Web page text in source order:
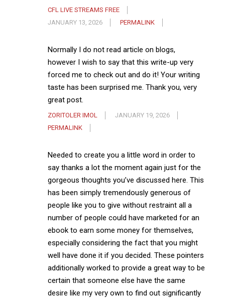
CFL LIVE STREAMS FREE
JANUARY 13, 2026
PERMALINK
Normally I do not read article on blogs,
however I wish to say that this write-up very
forced me to check out and do it! Your writing
taste has been surprised me. Thank you, very
great post.
ZORITOLER IMOL
JANUARY 19, 2026
PERMALINK
Needed to create you a little word in order to
say thanks a lot the moment again just for the
gorgeous thoughts you’ve discussed here. This
has been simply tremendously generous of
people like you to give without restraint all a
number of people could have marketed for an
ebook to earn some money for themselves,
especially considering the fact that you might
well have done it if you decided. These pointers
additionally worked to provide a great way to be
certain that someone else have the same
desire like my very own to find out significantly